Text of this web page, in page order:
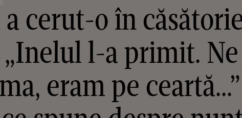
cerut-o în
l-a primit. Ne
eram pe